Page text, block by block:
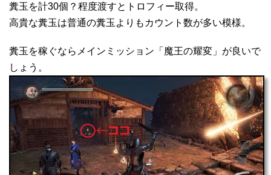
糞玉を計30個？程度渡すとトロフィー取得。
高貴な糞玉は普通の糞玉よりもカウント数が多い模様。
糞玉を稼ぐならメインミッション「魔王の耀変」が良いで
しょう。